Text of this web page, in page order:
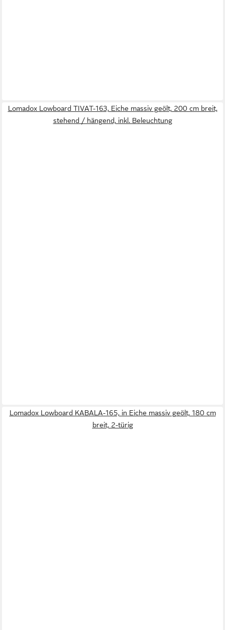
Lomadox Lowboard TIVAT-163, Eiche massiv geölt, 200 cm breit,
stehend / hängend, inkl. Beleuchtung
Lomadox Lowboard KABALA-165, in Eiche massiv geölt, 180 cm
breit, 2-türig